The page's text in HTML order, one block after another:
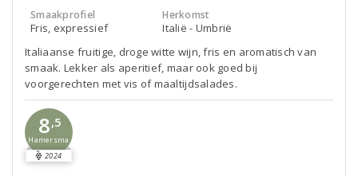
Smaakprofiel
Fris, expressief
Herkomst
Italië - Umbrië
Italiaanse fruitige, droge witte wijn, fris en aromatisch van
smaak. Lekker als aperitief, maar ook goed bij
voorgerechten met vis of maaltijdsalades.
8,5
Hamersma
2024